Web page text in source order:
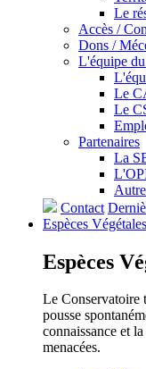
Le
Accès /
Dons /
L'équipe
Le
Le
Partenaires
La
Contact
Espèces Végétales
Espèces
Le Conservatoire
pousse
connaissance et
menacées.